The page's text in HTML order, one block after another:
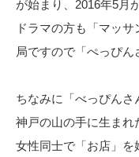
が始まり、2016年5月
ドラマの方も「マッ
局ですので「ぺっぴん
ちなみに「べっぴんさ
神戸の山の手に生まれ
女性同士で「お店」を